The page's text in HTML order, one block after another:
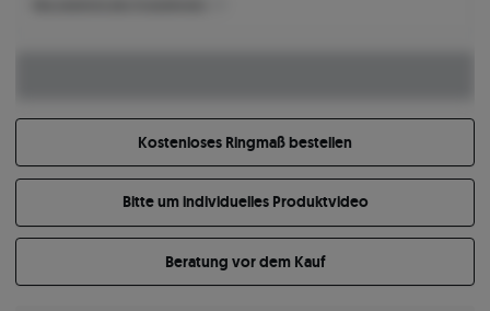
Kostenloses Ringmaß bestellen
Bitte um individuelles Produktvideo
Beratung vor dem Kauf